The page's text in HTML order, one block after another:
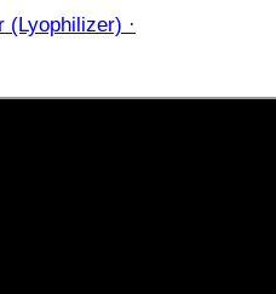
(Lyophilizer) ·